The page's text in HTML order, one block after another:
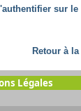
sur le
Retour à
Légales